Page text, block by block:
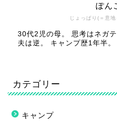
じょっぱり(＝意
ぽん
30代2児の母。 思考はネガ
夫は逆。 キャンプ歴1年半。
カテゴリー
キャンプ